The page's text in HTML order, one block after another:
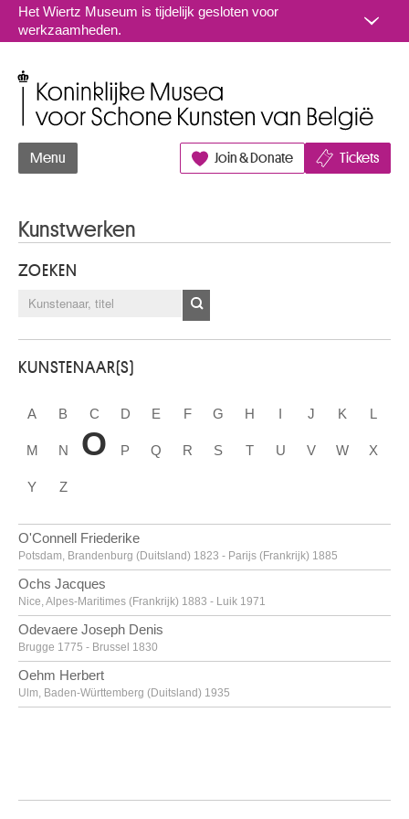
Naar inhoud
Het Wiertz Museum is tijdelijk gesloten voor
werkzaamheden.
Menu Join & Donate Tickets
Kunstwerken
ZOEKEN
KUNSTENAAR(S)
A B C D E F G H I J K L
M N O P Q R S T U V W X
Y Z
O'Connell Friederike
Potsdam, Brandenburg (Duitsland) 1823 - Parijs (Frankrijk) 1885
Ochs Jacques
Nice, Alpes-Maritimes (Frankrijk) 1883 - Luik 1971
Odevaere Joseph Denis
Brugge 1775 - Brussel 1830
Oehm Herbert
Ulm, Baden-Württemberg (Duitsland) 1935